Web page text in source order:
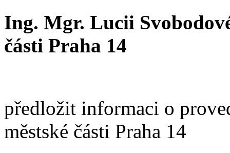
Ing. Mgr. Lucii
části Praha 14
předložit informaci o
městské části Praha 14